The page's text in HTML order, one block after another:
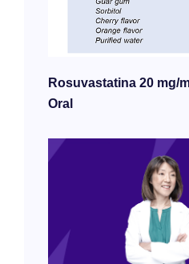
Rosuvastatina 20 mg/
Oral